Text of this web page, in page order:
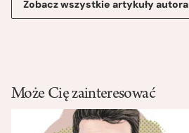
Zobacz wszystkie artykuły autora
Może Cię zainteresować